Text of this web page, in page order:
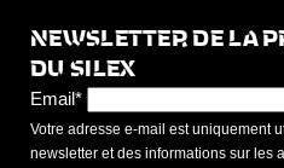
NEWSLETTER DE LA
DU SILEX
Email*
Votre adresse e-mail est uniquement
newsletter et des informations sur les